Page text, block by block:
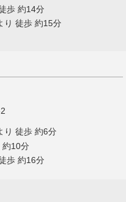
歩 約14分
り 徒歩 約15分
り 徒歩 約6分
約10分
歩 約16分